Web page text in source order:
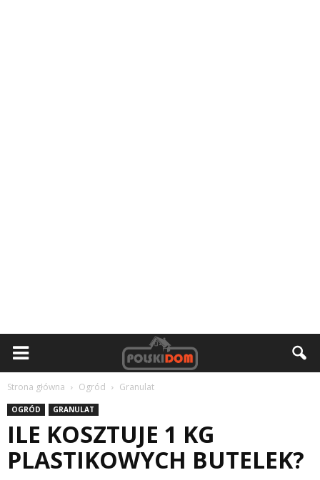
Strona główna Ogród Granulat
OGRÓD GRANULAT
ILE KOSZTUJE 1 KG
PLASTIKOWYCH BUTELEK?